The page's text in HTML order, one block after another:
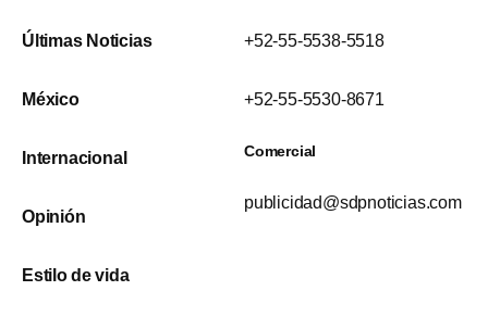
Últimas Noticias
México
Internacional
Opinión
Estilo de vida
+52-55-5538-5518
+52-55-5530-8671
Comercial
publicidad@sdpnoticias.com